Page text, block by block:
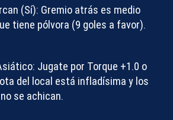
(Sí): Gremio atrás es medio
tiene pólvora (9 goles a favor).
Jugate por Torque +1.0 o
del local está infladísima y los
se achican.